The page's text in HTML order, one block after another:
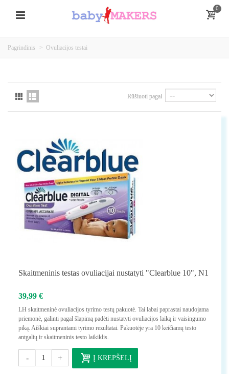
0
Pagrindinis > Ovuliacijos testai
Rūšiuoti pagal
Skaitmeninis testas ovuliacijai nustatyti "Clearblue 10", N1
39,99 €
LH skaitmeninė ovuliacijos tyrimo testų pakuotė. Tai labai paprastai naudojama
priemonė, galinti pagal šlapimą padėti nustatyti ovuliacijos laiką ir vaisingumo
piką. Aiškiai suprantami tyrimo rezultatai. Pakuotėje yra 10 keičiamų testo
antgalių ir skaitmeninis testo laikiklis.
- + Į KREPŠELĮ